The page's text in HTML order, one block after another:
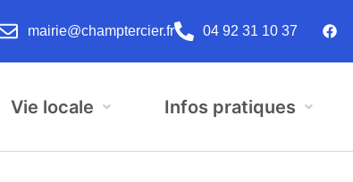
mairie@champtercier.fr 04 92 31 10 37
Vie locale Infos pratiques